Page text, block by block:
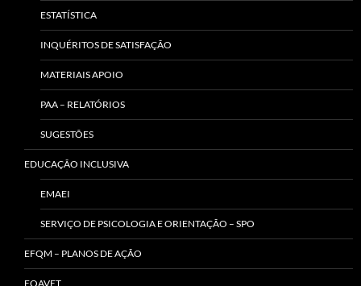
ESTATÍSTICA
INQUÉRITOS DE SATISFAÇÃO
MATERIAIS APOIO
PAA – RELATÓRIOS
SUGESTÕES
EDUCAÇÃO INCLUSIVA
EMAEI
SERVIÇO DE PSICOLOGIA E ORIENTAÇÃO – SPO
EFQM – PLANOS DE AÇÃO
EQAVET